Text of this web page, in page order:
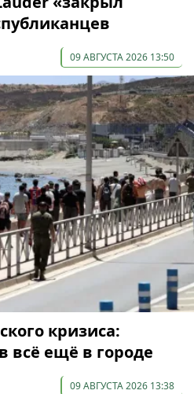
09 АВГУСТА 2026 13:50
кризиса:
всё ещё в городе
09 АВГУСТА 2026 13:38